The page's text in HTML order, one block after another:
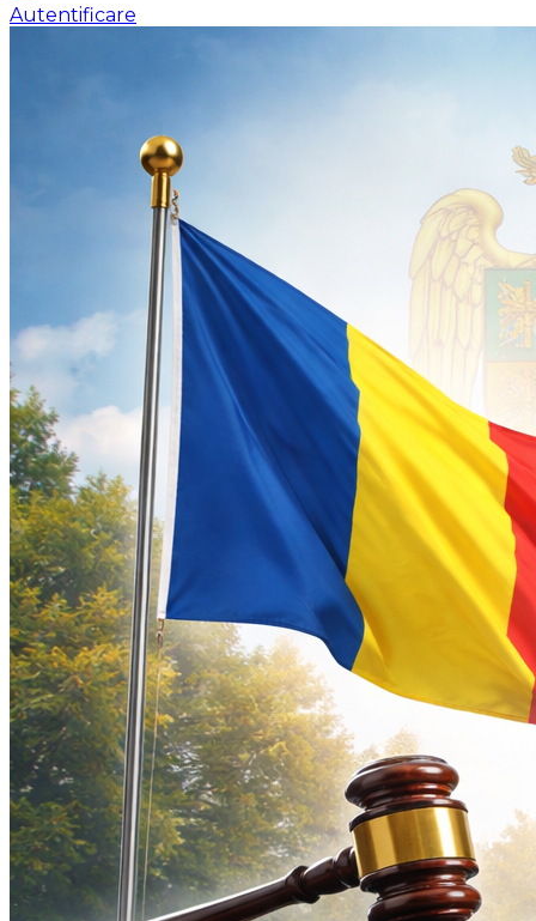
Autentificare